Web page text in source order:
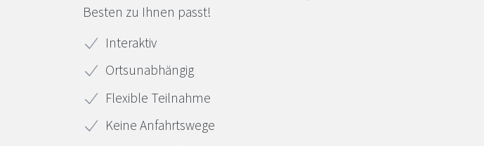
Besten zu Ihnen passt!
Interaktiv
Ortsunabhängig
Flexible Teilnahme
Keine Anfahrtswege